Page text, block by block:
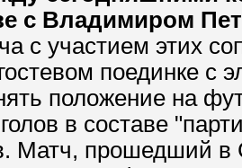
с Владимиром
с участием этих
поединке с
положение на
в составе
Матч, прошедший в